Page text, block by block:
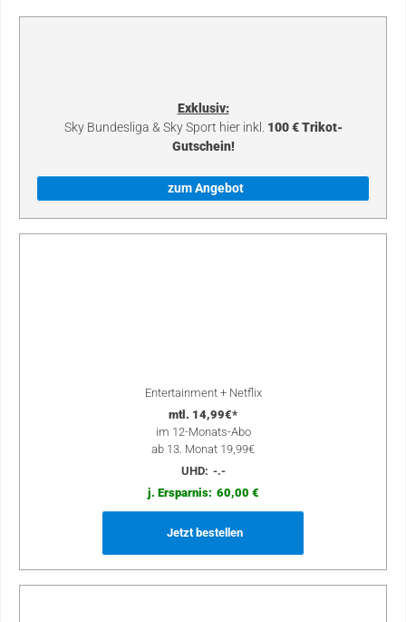
Exklusiv:
Sky Bundesliga & Sky Sport hier inkl. 100 € Trikot-
Gutschein!
zum Angebot
Entertainment + Netflix
mtl. 14,99€*
im 12-Monats-Abo
ab 13. Monat 19,99€
UHD: -.-
j. Ersparnis: 60,00 €
Jetzt bestellen